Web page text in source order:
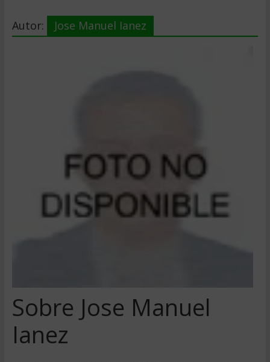
Autor: Jose Manuel Ianez
Sobre Jose Manuel
Ianez